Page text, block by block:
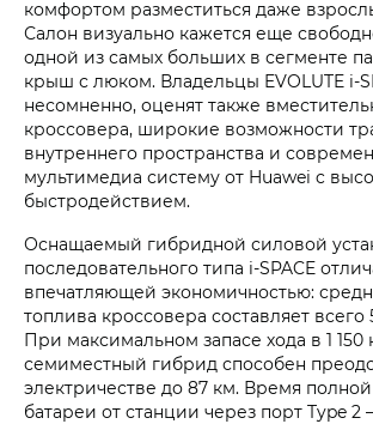
комфортом разместиться даже
Салон визуально кажется еще
одной из самых больших в сегменте
крыш с люком. Владельцы EVOLUTE
несомненно, оценят также
кроссовера, широкие возможности
внутреннего пространства и
мультимедиа систему от Huawei c
быстродействием.
Оснащаемый гибридной силовой
последовательного типа i‑SPACE
впечатляющей экономичностью:
топлива кроссовера составляет всего
При максимальном запасе хода в 1 150
семиместный гибрид способен
электричестве до 87 км. Время
батареи от станции через порт Type 2